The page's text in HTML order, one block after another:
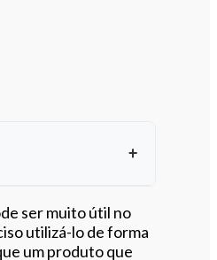
artigo
ser muito útil no
utilizá-lo de forma
um produto que